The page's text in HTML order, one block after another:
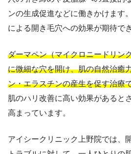
ンの生成促進などに働きかけます
による開き毛穴への効果が期待で
ダーマペン（マイクロニードリン
に微細な穴を開け、肌の自然治癒
ン・エラスチンの産生を促す治療
肌のハリ改善に高い効果があると
高まっています。
アイシークリニック上野院では、